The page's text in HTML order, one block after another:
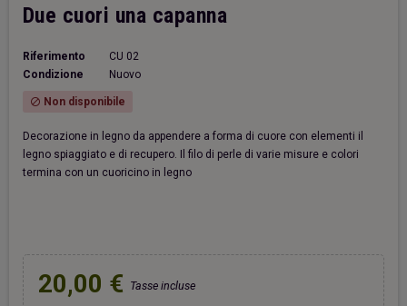
Due cuori una capanna
Riferimento
CU 02
Condizione
Nuovo
block Non disponibile
Decorazione in legno da appendere a forma di cuore con elementi il
legno spiaggiato e di recupero. Il filo di perle di varie misure e colori
termina con un cuoricino in legno
20,00 € Tasse incluse